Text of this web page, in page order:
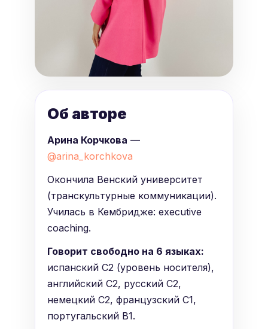
Об авторе
Арина Корчкова —
@arina_korchkova
Окончила Венский университет
(транскультурные коммуникации).
Училась в Кембридже: executive
coaching.
Говорит свободно на 6 языках:
испанский C2 (уровень носителя),
английский C2, русский C2,
немецкий C2, французский C1,
португальский B1.